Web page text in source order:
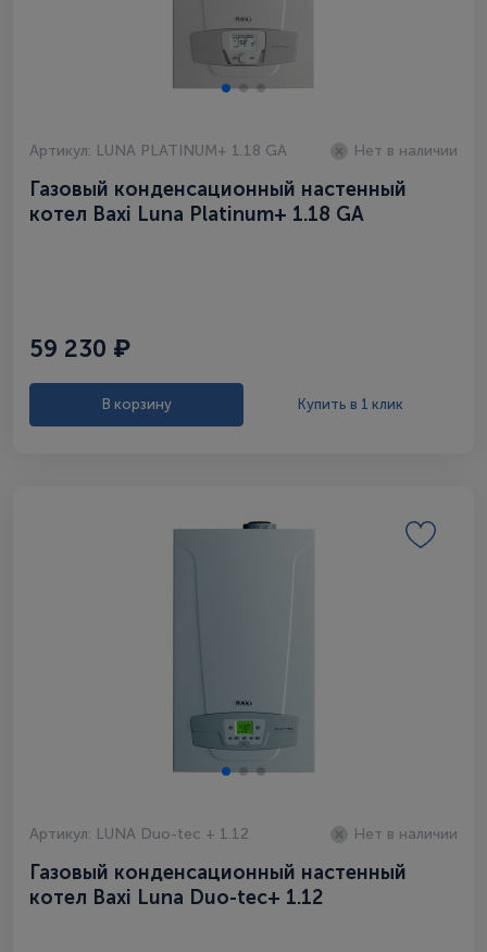
Артикул: LUNA PLATINUM+ 1.18 GA Нет в наличии
Газовый конденсационный настенный
котел Baxi Luna Platinum+ 1.18 GA
59 230 ₽
В корзину Купить в 1 клик
Артикул: LUNA Duo-tec + 1.12 Нет в наличии
Газовый конденсационный настенный
котел Baxi Luna Duo-tec+ 1.12